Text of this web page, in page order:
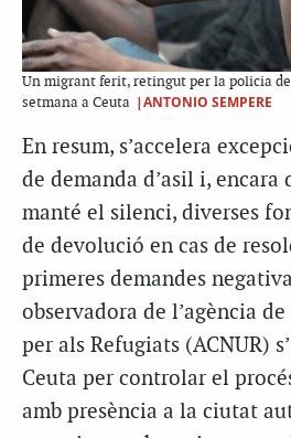
Un migrant ferit, retingut per la policia
setmana a Ceuta |ANTONIO SEMPERE
En resum, s’accelera
de demanda d’asil i,
manté el silenci, diverses
de devolució en cas de
primeres demandes
observadora de l’agència
per als Refugiats (ACNUR)
Ceuta per controlar el
amb presència a la ciutat